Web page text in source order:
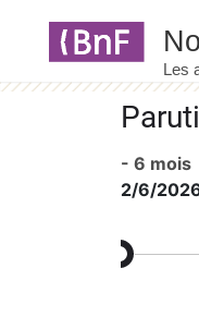
- 6 mois
2/6/